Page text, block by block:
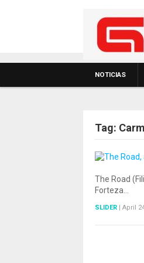
NOTICIAS
Tag:
The Road
Forteza…
SLIDER | April